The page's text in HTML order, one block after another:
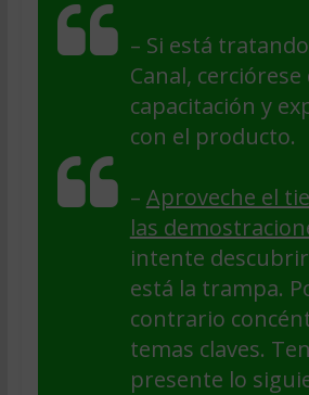
– Si está
Canal, cerciórese
capacitación y
con el producto.
– Aproveche el
las
intente
está la trampa.
contrario
temas claves.
presente lo